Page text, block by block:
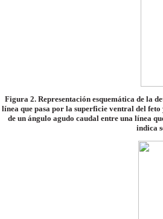
Figura 2. Representación esquemática de la
línea que pasa por la superficie ventral del
de un ángulo agudo caudal entre una línea
indica